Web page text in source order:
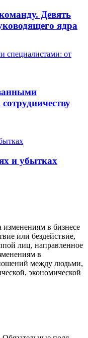
Девять
ядра
и убытках
в бизнесе
или бездействие,
лиц, направленное
в
между людьми,
экономической